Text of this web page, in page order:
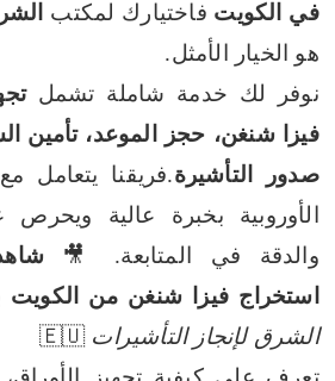
في الكويت فاختيارك لمكتب
هو الخيار الأمثل.
نوفر لك خدمة شاملة تشمل
فيزا شنغن، حجز الموعد، تأمين
صدور التأشيرة.فريقنا يتعامل
الأوروبية بخبرة عالية
والدقة في المتابعة.
🎥
استخراج فيزا شنغن من الكويت
الشرق لإنجاز التأشيرات 🇪🇺